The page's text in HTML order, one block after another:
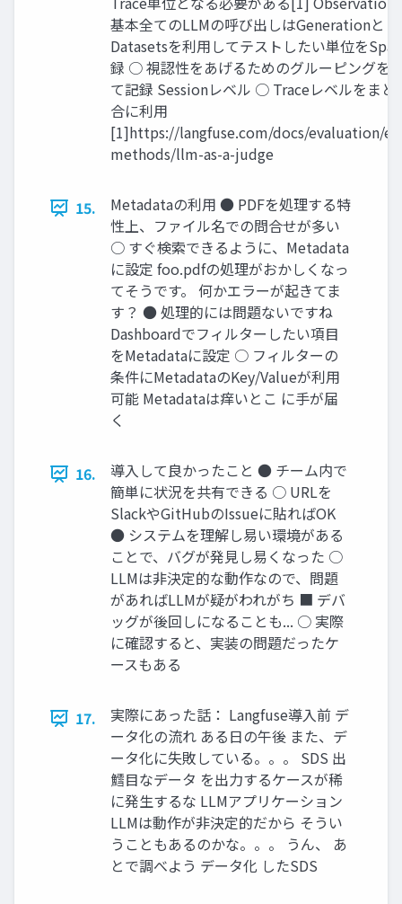
基本全てのLLMの呼び出しはGenerationと
Datasetsを利用してテストしたい単位を
録 ○ 視認性をあげるためのグルーピングを
て記録 Sessionレベル ○ Traceレベルをまと
合に利用
[1]https://langfuse.com/docs/evaluation/
methods/llm-as-a-judge
15.
Metadataの利用 ● PDFを処理する特
性上、ファイル名での問合せが多い
○ すぐ検索できるように、Metadata
に設定 foo.pdfの処理がおかしくなっ
てそうです。 何かエラーが起きてま
す？ ● 処理的には問題ないですね
Dashboardでフィルターしたい項目
をMetadataに設定 ○ フィルターの
条件にMetadataのKey/Valueが利用
可能 Metadataは痒いとこ に手が届
く
16.
導入して良かったこと ● チーム内で
簡単に状況を共有できる ○ URLを
SlackやGitHubのIssueに貼ればOK
● システムを理解し易い環境がある
ことで、バグが発見し易くなった ○
LLMは非決定的な動作なので、問題
があればLLMが疑がわれがち ■ デバ
ッグが後回しになることも... ○ 実際
に確認すると、実装の問題だったケ
ースもある
17.
実際にあった話： Langfuse導入前 デ
ータ化の流れ ある日の午後 また、デ
ータ化に失敗している。。。 SDS 出
鱈目なデータ を出力するケースが稀
に発生するな LLMアプリケーション
LLMは動作が非決定的だから そうい
うこともあるのかな。。。 うん、 あ
とで調べよう データ化 したSDS